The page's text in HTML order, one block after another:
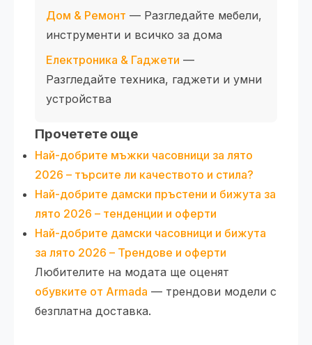
Дом & Ремонт — Разгледайте мебели,
инструменти и всичко за дома
Електроника & Гаджети —
Разгледайте техника, гаджети и умни
устройства
Прочетете още
Най-добрите мъжки часовници за лято
2026 – търсите ли качеството и стилa?
Най-добрите дамски пръстени и бижута за
лято 2026 – тенденции и оферти
Най-добрите дамски часовници и бижута
за лято 2026 – Трендове и оферти
Любителите на модата ще оценят
обувките от Armada — трендови модели с
безплатна доставка.